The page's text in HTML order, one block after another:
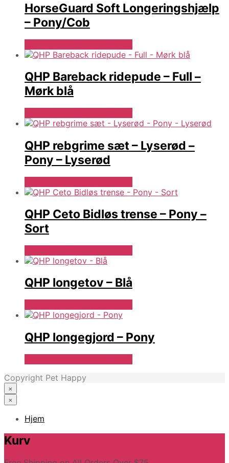
HorseGuard Soft Longeringshjælp
– Pony/Cob
QHP Bareback ridepude – Full –
Mørk blå
QHP rebgrime sæt – Lyserød –
Pony – Lyserød
QHP Ceto Bidløs trense – Pony –
Sort
QHP longetov – Blå
QHP longegjord – Pony
Copyright Pet Happy
×
×
Hjem
Kurv